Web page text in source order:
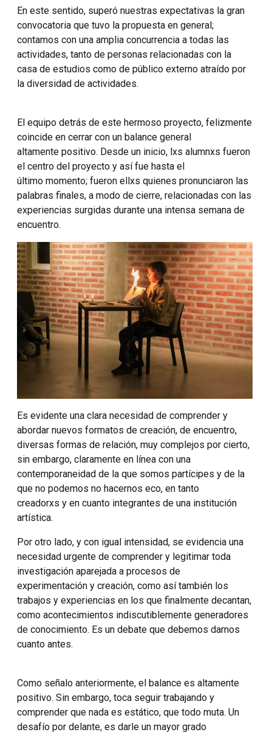
En este sentido, superó nuestras expectativas la gran
convocatoria que tuvo la propuesta en general;
contamos con una amplia concurrencia a todas las
actividades, tanto de personas relacionadas con la
casa de estudios como de público externo atraído por
la diversidad de actividades.
El equipo detrás de este hermoso proyecto, felizmente
coincide en cerrar con un balance general
altamente positivo. Desde un inicio, lxs alumnxs fueron
el centro del proyecto y así fue hasta el
último momento; fueron ellxs quienes pronunciaron las
palabras finales, a modo de cierre, relacionadas con las
experiencias surgidas durante una intensa semana de
encuentro.
Es evidente una clara necesidad de comprender y
abordar nuevos formatos de creación, de encuentro,
diversas formas de relación, muy complejos por cierto,
sin embargo, claramente en línea con una
contemporaneidad de la que somos partícipes y de la
que no podemos no hacernos eco, en tanto
creadorxs y en cuanto integrantes de una institución
artística.
Por otro lado, y con igual intensidad, se evidencia una
necesidad urgente de comprender y legitimar toda
investigación aparejada a procesos de
experimentación y creación, como así también los
trabajos y experiencias en los que finalmente decantan,
como acontecimientos indiscutiblemente generadores
de conocimiento. Es un debate que debemos darnos
cuanto antes.
Como señalo anteriormente, el balance es altamente
positivo. Sin embargo, toca seguir trabajando y
comprender que nada es estático, que todo muta. Un
desafío por delante, es darle un mayor grado